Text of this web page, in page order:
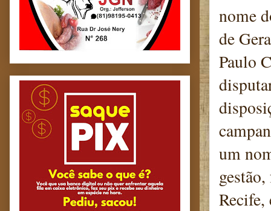
nome
de
Paulo
um
Recife,